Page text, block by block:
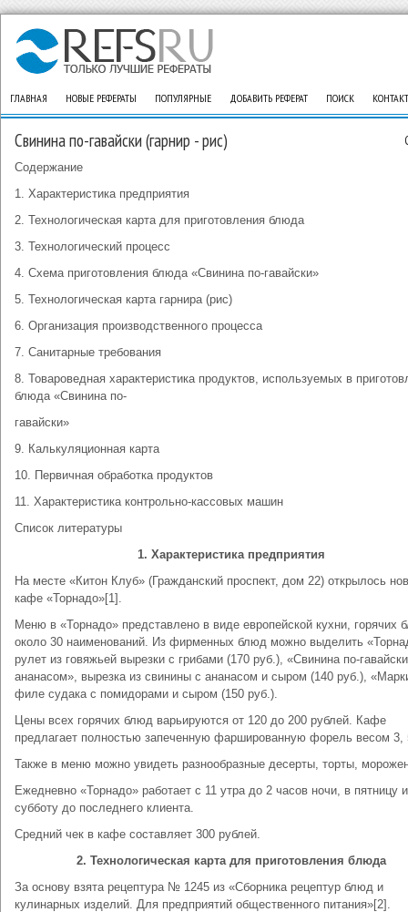
ГЛАВНАЯ НОВЫЕ РЕФЕРАТЫ ПОПУЛЯРНЫЕ ДОБАВИТЬ РЕФЕРАТ ПОИСК
Свинина по-гавайски (гарнир - рис)
Содержание
1. Характеристика предприятия
2. Технологическая карта для приготовления блюда
3. Технологический процесс
4. Схема приготовления блюда «Свинина по-гавайски»
5. Технологическая карта гарнира (рис)
6. Организация производственного процесса
7. Санитарные требования
8. Товароведная характеристика продуктов, используемых в
блюда «Свинина по-
гавайски»
9. Калькуляционная карта
10. Первичная обработка продуктов
11. Характеристика контрольно-кассовых машин
Список литературы
1. Характеристика предприятия
На месте «Китон Клуб» (Гражданский проспект, дом 22) открылось
кафе «Торнадо»[1].
Меню в «Торнадо» представлено в виде европейской кухни, горячих
около 30 наименований. Из фирменных блюд можно выделить
рулет из говяжьей вырезки с грибами (170 руб.), «Свинина по-
ананасом», вырезка из свинины с ананасом и сыром (140 руб.),
филе судака с помидорами и сыром (150 руб.).
Цены всех горячих блюд варьируются от 120 до 200 рублей. Кафе
предлагает полностью запеченную фаршированную форель весом 3,
Также в меню можно увидеть разнообразные десерты, торты,
Ежедневно «Торнадо» работает с 11 утра до 2 часов ночи, в пятницу и
субботу до последнего клиента.
Средний чек в кафе составляет 300 рублей.
2. Технологическая карта для приготовления блюда
За основу взята рецептура № 1245 из «Сборника рецептур блюд и
кулинарных изделий. Для предприятий общественного питания»[2].